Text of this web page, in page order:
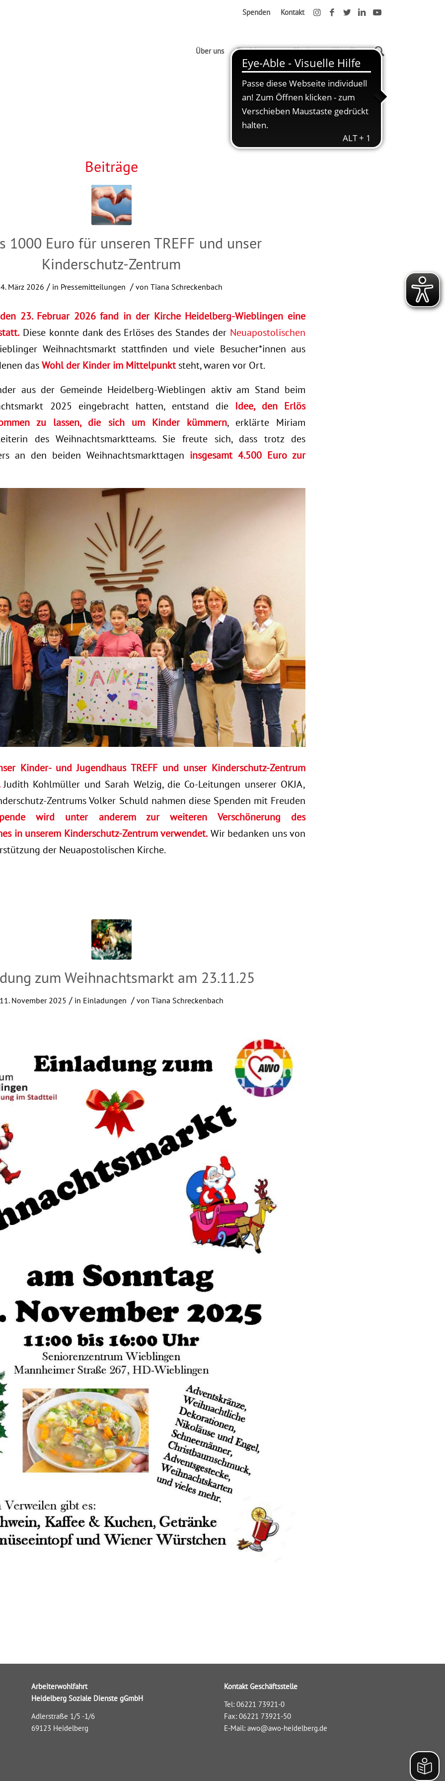
Spenden Kontakt
Über uns Einrichtungen Karriere Aktuelles
Startseite Weihnachtsmarkt
Beiträge
1000 Euro für unseren TREFF und unser
Kinderschutz-Zentrum
4. März 2026 / in Pressemitteilungen / von Tiana Schreckenbach
23. Februar 2026 fand in der Kirche Heidelberg-Wieblingen eine
Diese konnte dank des Erlöses des Standes der Neuapostolischen
Weihnachtsmarkt stattfinden und viele Besucher*innen aus
das Wohl der Kinder im Mittelpunkt steht, waren vor Ort.
aus der Gemeinde Heidelberg-Wieblingen aktiv am Stand beim
2025 eingebracht hatten, entstand die Idee, den Erlös
zu lassen, die sich um Kinder kümmern, erklärte Miriam
des Weihnachtsmarktteams. Sie freute sich, dass trotz des
an den beiden Weihnachtsmarkttagen insgesamt 4.500 Euro zur
Kinder- und Jugendhaus TREFF und unser Kinderschutz-Zentrum
Judith Kohlmüller und Sarah Welzig, die Co-Leitungen unserer OKJA,
Zentrums Volker Schuld nahmen diese Spenden mit Freuden
wird unter anderem zur weiteren Verschönerung des
in unserem Kinderschutz-Zentrum verwendet. Wir bedanken uns von
der Neuapostolischen Kirche.
zum Weihnachtsmarkt am 23.11.25
November 2025 / in Einladungen / von Tiana Schreckenbach
Arbeiterwohlfahrt
Heidelberg Soziale Dienste gGmbH
Adlerstraße 1/5 -1/6
69123 Heidelberg
Kontakt Geschäftsstelle
Tel: 06221 73921-0
Fax: 06221 73921-50
E-Mail:awo@awo-heidelberg.de